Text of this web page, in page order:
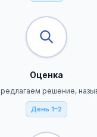
Оценка
решение,
День 1–2